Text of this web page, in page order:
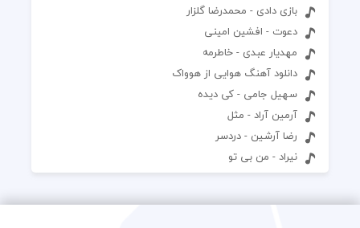
بازی دادی - محمدرضا گلزار
دعوت - افشین امینی
مهدیار عبدی - خاطرمه
دانلود آهنگ هوایی از هوواک
سهیل جامی - کی دیده
آرمین آراد - مثل
رضا آرشین - دردسر
نیراد - من بی تو